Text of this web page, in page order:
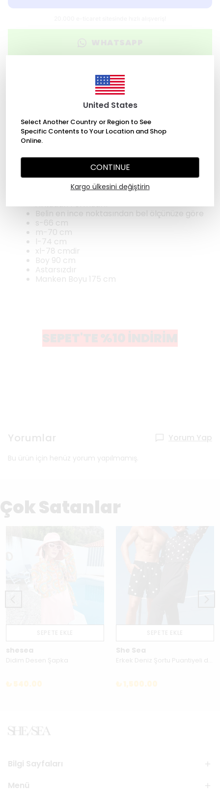
United States
Select Another Country or Region to See
Specific Contents to Your Location and Shop
Online.
CONTINUE
Kargo ülkesini değiştirin
WHATSAPP
2000 TL üzeri ücretsiz kargo
Değişim Garantisi
Ürün Açıklaması
Anvelop kapama etek
keten karışımlı kumaş
Arkadan Fermuarlı
Belin en ince noktasından bel ölçünüze göre
s-66 cm
m-70 cm
l-74 cm
xl-78 cmdir
Boy 90 cm
Astarsızdır
Manken Boyu 175 cm
SEPET'TE %10 İNDİRİM
Yorumlar Yorum Yap
Bu ürün için henüz yorum yapılmamış.
Çok Satanlar
shesea
Didim Desen Şapka
₺ 540.00
She Sea
₺ 1,500.00
Bilgi Sayfaları
Menü